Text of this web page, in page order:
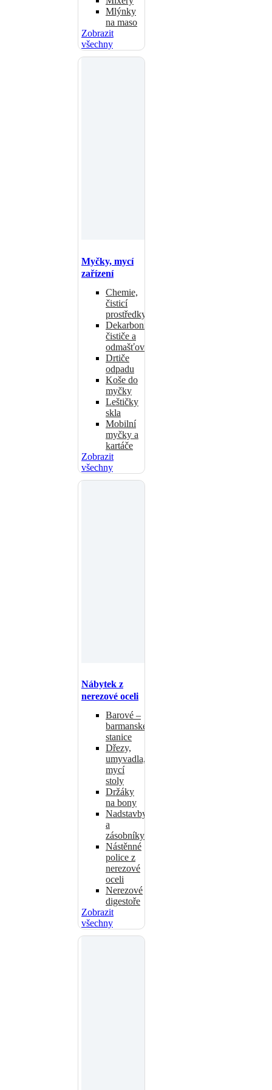
Mlýnky
na maso
Zobrazit
všechny
Myčky, mycí
zařízení
Chemie,
čisticí
prostředky
Dekarbonizační
čističe a
odmašťovače
Drtiče
odpadu
Koše do
myčky
Leštičky
skla
Mobilní
myčky a
kartáče
Zobrazit
všechny
Nábytek z
nerezové oceli
Barové –
barmanské
stanice
Dřezy,
umyvadla,
mycí
stoly
Držáky
na bony
Nadstavby
a
zásobníky
Nástěnné
police z
nerezové
oceli
Nerezové
digestoře
Zobrazit
všechny